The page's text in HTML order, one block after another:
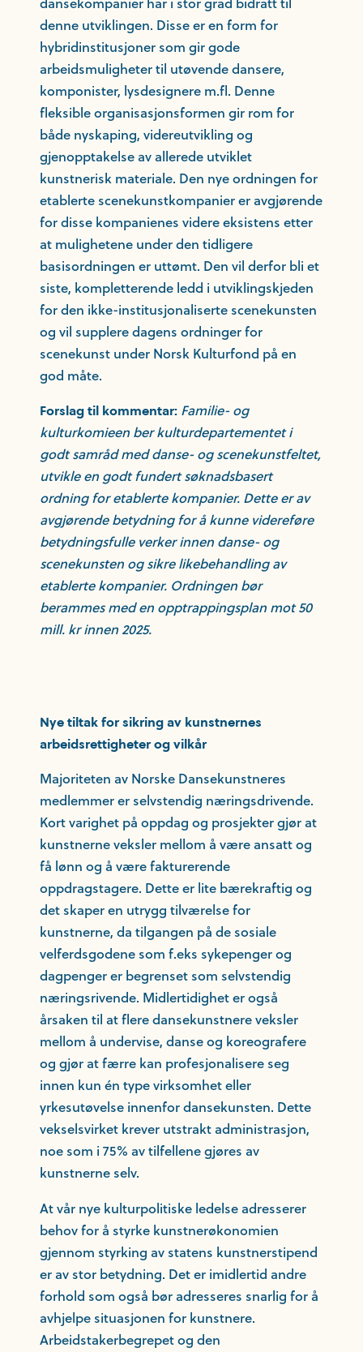
denne utviklingen. Disse er en form for
hybridinstitusjoner som gir gode
arbeidsmuligheter til utøvende dansere,
komponister, lysdesignere m.fl. Denne
fleksible organisasjonsformen gir rom for
både nyskaping, videreutvikling og
gjenopptakelse av allerede utviklet
kunstnerisk materiale. Den nye ordningen for
etablerte scenekunstkompanier er avgjørende
for disse kompanienes videre eksistens etter
at mulighetene under den tidligere
basisordningen er uttømt. Den vil derfor bli et
siste, kompletterende ledd i utviklingskjeden
for den ikke-institusjonaliserte scenekunsten
og vil supplere dagens ordninger for
scenekunst under Norsk Kulturfond på en
god måte.
Forslag til kommentar: Familie- og
kulturkomieen ber kulturdepartementet i
godt samråd med danse- og scenekunstfeltet,
utvikle en godt fundert søknadsbasert
ordning for etablerte kompanier. Dette er av
avgjørende betydning for å kunne videreføre
betydningsfulle verker innen danse- og
scenekunsten og sikre likebehandling av
etablerte kompanier. Ordningen bør
berammes med en opptrappingsplan mot 50
mill. kr innen 2025.
Nye tiltak for sikring av kunstnernes
arbeidsrettigheter og vilkår
Majoriteten av Norske Dansekunstneres
medlemmer er selvstendig næringsdrivende.
Kort varighet på oppdag og prosjekter gjør at
kunstnerne veksler mellom å være ansatt og
få lønn og å være fakturerende
oppdragstagere. Dette er lite bærekraftig og
det skaper en utrygg tilværelse for
kunstnerne, da tilgangen på de sosiale
velferdsgodene som f.eks sykepenger og
dagpenger er begrenset som selvstendig
næringsrivende. Midlertidighet er også
årsaken til at flere dansekunstnere veksler
mellom å undervise, danse og koreografere
og gjør at færre kan profesjonalisere seg
innen kun én type virksomhet eller
yrkesutøvelse innenfor dansekunsten. Dette
vekselsvirket krever utstrakt administrasjon,
noe som i 75% av tilfellene gjøres av
kunstnerne selv.
At vår nye kulturpolitiske ledelse adresserer
behov for å styrke kunstnerøkonomien
gjennom styrking av statens kunstnerstipend
er av stor betydning. Det er imidlertid andre
forhold som også bør adresseres snarlig for å
avhjelpe situasjonen for kunstnere.
Arbeidstakerbegrepet og den